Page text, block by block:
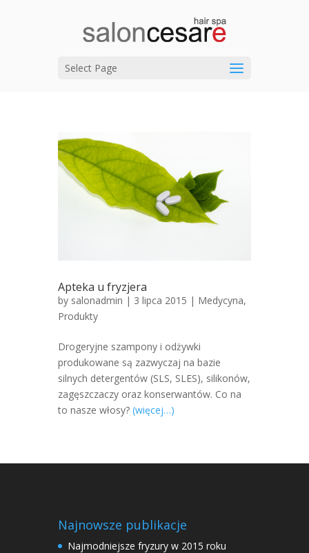
Select Page
Apteka u fryzjera
by salonadmin | 3 lipca 2015 | Medycyna,
Produkty
Drogeryjne szampony i odżywki
produkowane są zazwyczaj na bazie
silnych detergentów (SLS, SLES), silikonów,
zagęszczaczy oraz konserwantów. Co na
to nasze włosy? (więcej…)
Najnowsze publikacje
Najmodniejsze fryzury w 2015 roku